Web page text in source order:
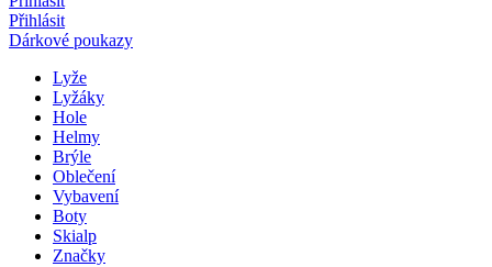
Přihlásit
Dárkové poukazy
Lyže
Lyžáky
Hole
Helmy
Brýle
Oblečení
Vybavení
Boty
Skialp
Značky